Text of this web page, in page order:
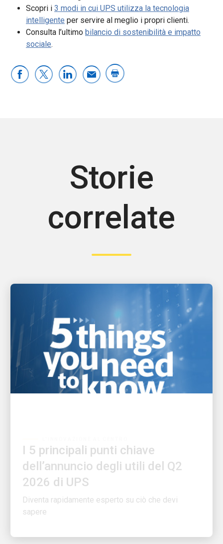
Scopri i 3 modi in cui UPS utilizza la tecnologia
intelligente per servire al meglio i propri clienti.
Consulta l’ultimo bilancio di sostenibilità e impatto
sociale.
Storie
correlate
dell’annuncio degli utili del Q2
2026 di UPS
Diventa rapidamente esperto su ciò che devi
sapere